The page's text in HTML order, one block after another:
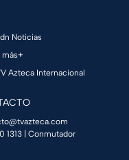
Noticias
más+
Azteca Internacional
1313 | Conmutador